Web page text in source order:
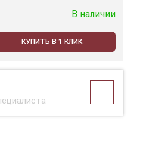
В наличии
КУПИТЬ В 1 КЛИК